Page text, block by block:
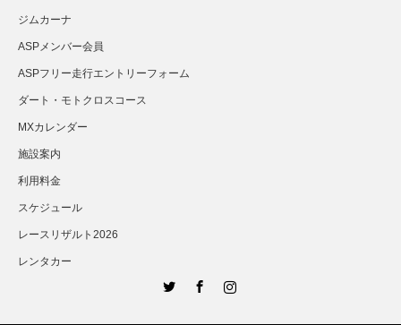
ジムカーナ
ASPメンバー会員
ASPフリー走行エントリーフォーム
ダート・モトクロスコース
MXカレンダー
施設案内
利用料金
スケジュール
レースリザルト2026
レンタカー